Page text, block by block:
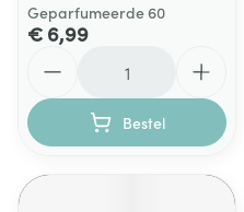
Geparfumeerde 60
€ 6,99
Bestel